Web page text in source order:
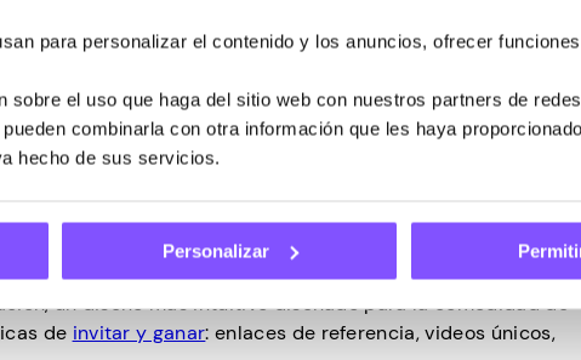
para personalizar el contenido y los anuncios, ofrecer
sobre el uso que haga del sitio web con nuestros partners de
combinarla con otra información que les haya
hecho de sus servicios.
Personalizar
un diseño más intuitivo diseñado para la comodidad de
de invitar y ganar: enlaces de referencia, videos únicos,